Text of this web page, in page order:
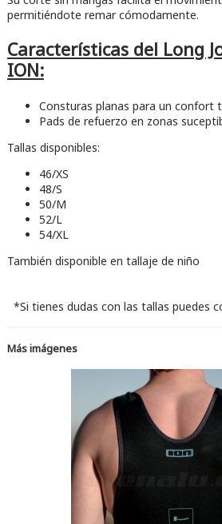
permitiéndote remar cómodamente.
Características del Long
ION:
Consturas planas para un confort
Pads de refuerzo en zonas
Tallas disponibles:
46/XS
48/S
50/M
52/L
54/XL
También disponible en tallaje de niño
*Si tienes dudas con las tallas puedes
Más imágenes